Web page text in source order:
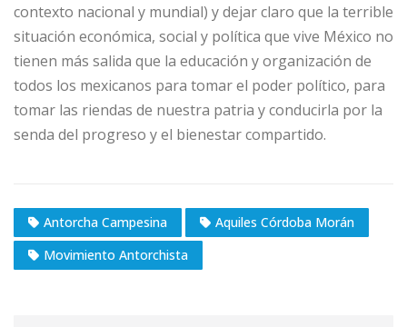
contexto nacional y mundial) y dejar claro que la terrible
situación económica, social y política que vive México no
tienen más salida que la educación y organización de
todos los mexicanos para tomar el poder político, para
tomar las riendas de nuestra patria y conducirla por la
senda del progreso y el bienestar compartido.
Antorcha Campesina
Aquiles Córdoba Morán
Movimiento Antorchista